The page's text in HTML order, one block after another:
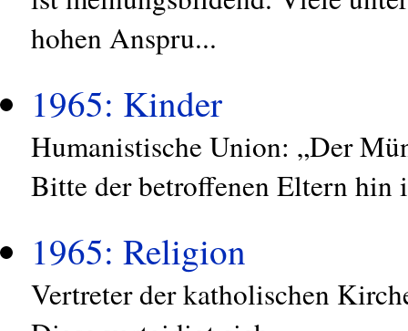
hohen Anspru...
1965: Kinder
Humanistische Union: „Der
Bitte der betroffenen Eltern hin
1965: Religion
Vertreter der katholischen